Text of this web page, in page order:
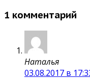
1 комментарий
Наталья
03.08.2017 в